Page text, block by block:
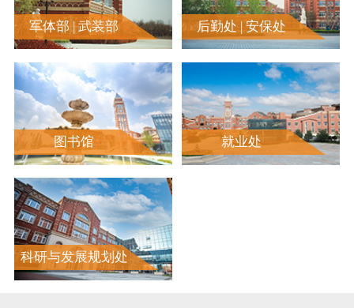
军体部 | 武装部 后勤处 | 安保处
图书馆 就业处
科研与发展规划处